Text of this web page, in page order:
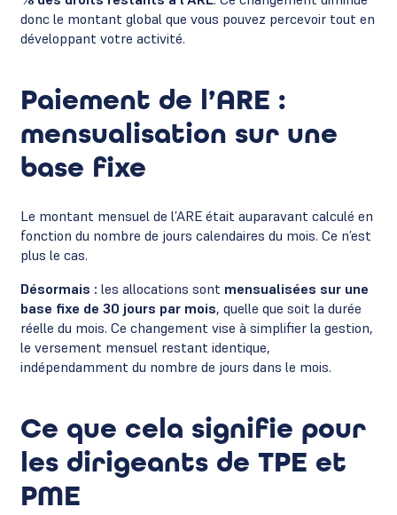
donc le montant global que vous pouvez percevoir tout en
développant votre activité.
Paiement de l’ARE :
mensualisation sur une
base fixe
Le montant mensuel de l’ARE était auparavant calculé en
fonction du nombre de jours calendaires du mois. Ce n’est
plus le cas.
Désormais : les allocations sont mensualisées sur une
base fixe de 30 jours par mois, quelle que soit la durée
réelle du mois. Ce changement vise à simplifier la gestion,
le versement mensuel restant identique,
indépendamment du nombre de jours dans le mois.
Ce que cela signifie pour
les dirigeants de TPE et
PME